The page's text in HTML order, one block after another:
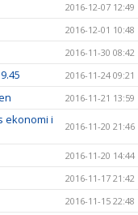
2016-12-07 12:49
2016-12-01 10:48
2016-11-30 08:42
2016-11-24 09:21
2016-11-21 13:59
ekonomi i
2016-11-20 21:46
2016-11-20 14:44
2016-11-17 21:42
2016-11-15 22:48